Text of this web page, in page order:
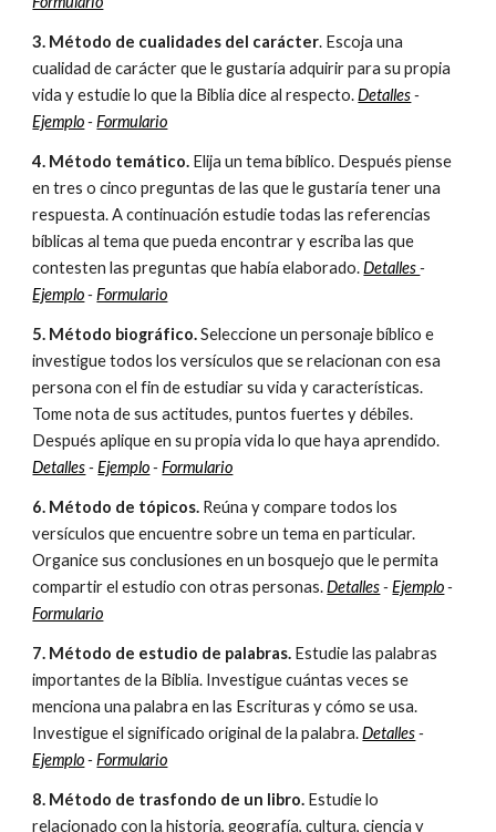
3. Método de cualidades del carácter. Escoja una
cualidad de carácter que le gustaría adquirir para su propia
vida y estudie lo que la Biblia dice al respecto. Detalles-
Ejemplo-Formulario
4. Método temático. Elija un tema bíblico. Después piense
en tres o cinco preguntas de las que le gustaría tener una
respuesta. A continuación estudie todas las referencias
bíblicas al tema que pueda encontrar y escriba las que
contesten las preguntas que había elaborado.Detalles-
Ejemplo-Formulario
5. Método biográfico.Seleccione un personaje bíblico e
investigue todos los versículos que se relacionan con esa
persona con el fin de estudiar su vida y características.
Tome nota de sus actitudes, puntos fuertes y débiles.
Después aplique en su propia vida lo que haya aprendido.
Detalles-Ejemplo-Formulario
6. Método de tópicos. Reúna y compare todos los
versículos que encuentre sobre un tema en particular.
Organice sus conclusiones en un bosquejo que le permita
compartir el estudio con otras personas.Detalles-Ejemplo-
Formulario
7. Método de estudio de palabras. Estudie las palabras
importantes de la Biblia. Investigue cuántas veces se
menciona una palabra en las Escrituras y cómo se usa.
Investigue el significado original de la palabra.Detalles-
Ejemplo-Formulario
8. Método de trasfondo de un libro. Estudie lo
relacionado con la historia, geografía, cultura, ciencia y